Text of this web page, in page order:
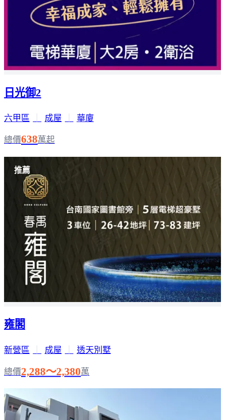
日光御2
六甲區 成屋 華廈
總價638萬起
推薦
雍閣
新營區 成屋 透天別墅
總價2,288～2,380萬